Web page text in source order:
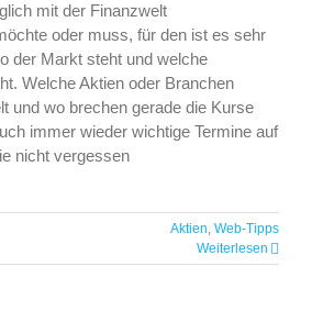
mit der Finanzwelt
oder muss, für den ist es sehr
der Markt steht und welche
Welche Aktien oder Branchen
und wo brechen gerade die Kurse
immer wieder wichtige Termine auf
nicht vergessen
Aktien, Web-Tipps
Weiterlesen